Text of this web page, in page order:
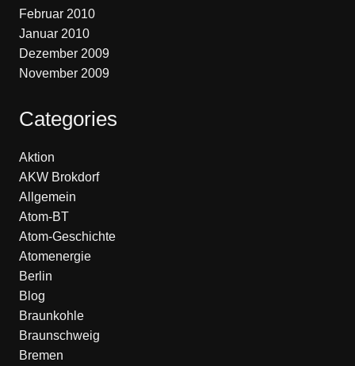
Februar 2010
Januar 2010
Dezember 2009
November 2009
Categories
Aktion
AKW Brokdorf
Allgemein
Atom-BT
Atom-Geschichte
Atomenergie
Berlin
Blog
Braunkohle
Braunschweig
Bremen